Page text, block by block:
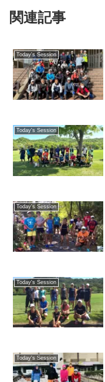
関連記事
Today's Session
Today's Session
Today's Session
Today's Session
Today's Session